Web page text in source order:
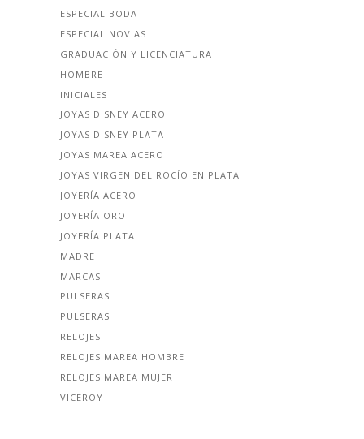
ESPECIAL BODA
ESPECIAL NOVIAS
GRADUACIÓN Y LICENCIATURA
HOMBRE
INICIALES
JOYAS DISNEY ACERO
JOYAS DISNEY PLATA
JOYAS MAREA ACERO
JOYAS VIRGEN DEL ROCÍO EN PLATA
JOYERÍA ACERO
JOYERÍA ORO
JOYERÍA PLATA
MADRE
MARCAS
PULSERAS
PULSERAS
RELOJES
RELOJES MAREA HOMBRE
RELOJES MAREA MUJER
VICEROY